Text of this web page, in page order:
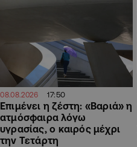
08.08.2026 17:50
Επιμένει η ζέστη: «Βαριά» η
ατμόσφαιρα λόγω
υγρασίας, ο καιρός μέχρι
την Τετάρτη